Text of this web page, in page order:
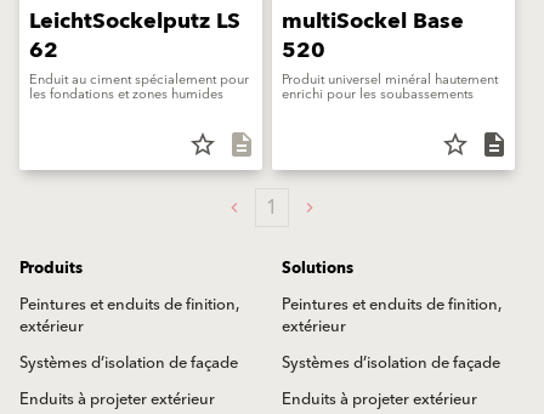
LeichtSockelputz LS
62
Enduit au ciment spécialement pour
les fondations et zones humides
star_border description
multiSockel Base
520
Produit universel minéral hautement
enrichi pour les soubassements
star_border description
1
Produits
Peintures et enduits de finition,
extérieur
Systèmes d’isolation de façade
Enduits à projeter extérieur
Solutions
Peintures et enduits de finition,
extérieur
Systèmes d’isolation de façade
Enduits à projeter extérieur